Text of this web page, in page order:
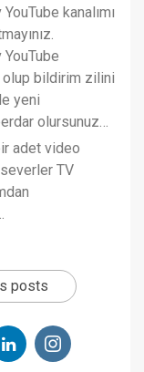
kanalımı
olup bildirim zilini
yeni
olursunuz…
adet video
TV
posts